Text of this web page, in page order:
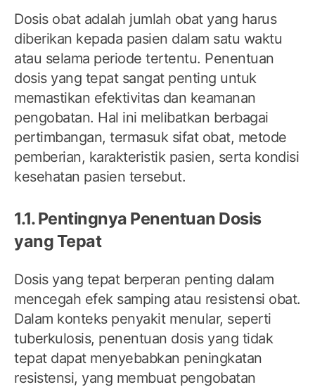
Dosis obat adalah jumlah obat yang harus
diberikan kepada pasien dalam satu waktu
atau selama periode tertentu. Penentuan
dosis yang tepat sangat penting untuk
memastikan efektivitas dan keamanan
pengobatan. Hal ini melibatkan berbagai
pertimbangan, termasuk sifat obat, metode
pemberian, karakteristik pasien, serta kondisi
kesehatan pasien tersebut.
1.1. Pentingnya Penentuan Dosis
yang Tepat
Dosis yang tepat berperan penting dalam
mencegah efek samping atau resistensi obat.
Dalam konteks penyakit menular, seperti
tuberkulosis, penentuan dosis yang tidak
tepat dapat menyebabkan peningkatan
resistensi, yang membuat pengobatan